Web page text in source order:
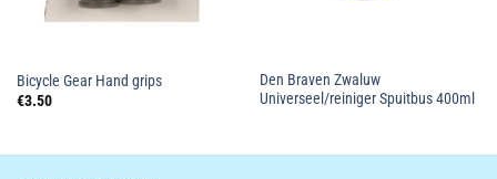
Bicycle Gear Hand grips
€3.50
Den Braven Zwaluw
Universeel/reiniger Spuitbus 400ml